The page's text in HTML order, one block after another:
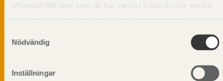
tillhandahållit eller som de har samlat in när du har använt
Nödvändig
Inställningar
Vi värnar om personlig integritet vilket innebär att dina
Läs vårintegritetspolicy.